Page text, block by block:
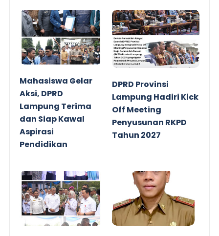
Mahasiswa Gelar
Aksi, DPRD
Lampung Terima
dan Siap Kawal
Aspirasi
Pendidikan
DPRD Provinsi
Lampung Hadiri Kick
Off Meeting
Penyusunan RKPD
Tahun 2027